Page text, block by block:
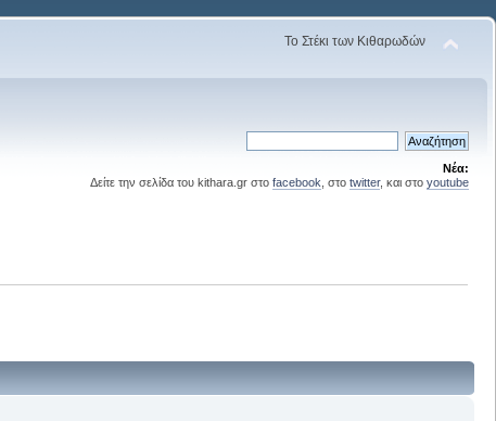
Το Στέκι των Κιθαρωδών
Νέα:
Δείτε την σελίδα του kithara.gr στο facebook , στο twitter, και στο youtube